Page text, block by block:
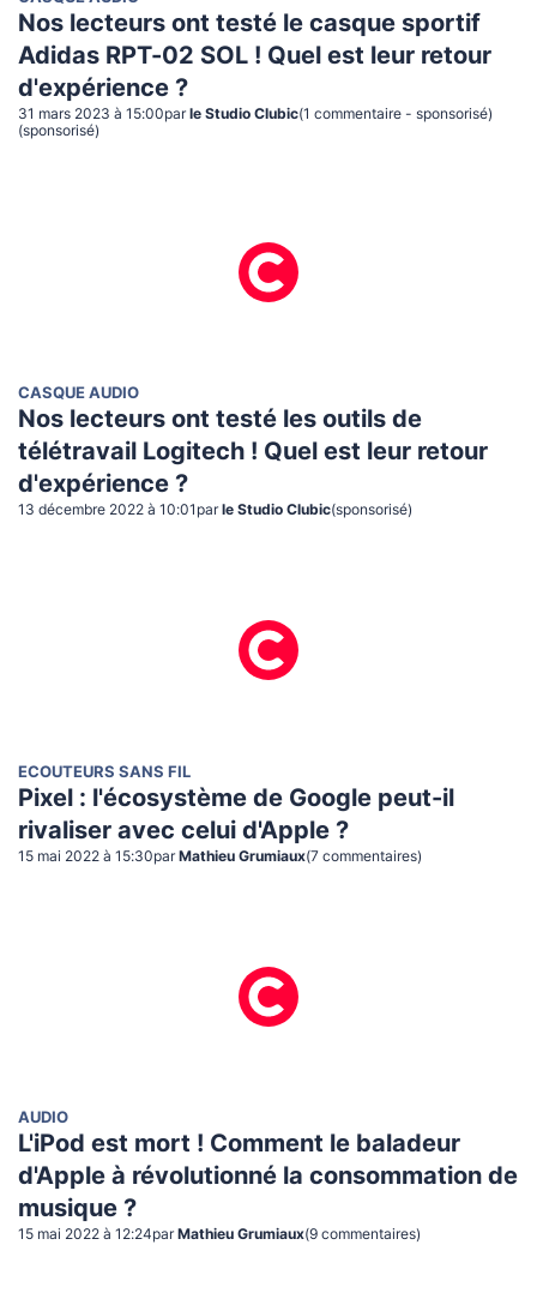
Nos lecteurs ont testé le casque sportif
Adidas RPT-02 SOL ! Quel est leur retour
d'expérience ?
31 mars 2023 à 15:00par le Studio Clubic(1 commentaire - sponsorisé)
(sponsorisé)
CASQUE AUDIO
Nos lecteurs ont testé les outils de
télétravail Logitech ! Quel est leur retour
d'expérience ?
13 décembre 2022 à 10:01 par le Studio Clubic(sponsorisé)
ECOUTEURS SANS FIL
Pixel : l'écosystème de Google peut-il
rivaliser avec celui d'Apple ?
15 mai 2022 à 15:30par Mathieu Grumiaux(7 commentaires)
AUDIO
L'iPod est mort ! Comment le baladeur
d'Apple à révolutionné la consommation de
musique ?
15 mai 2022 à 12:24par Mathieu Grumiaux(9 commentaires)